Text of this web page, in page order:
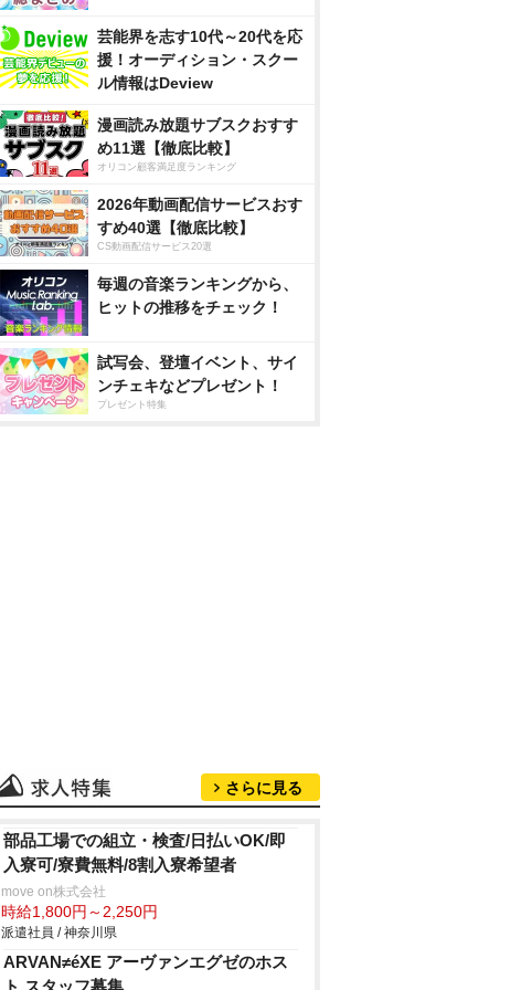
芸能界を志す10代～20代を応
援！オーディション・スクー
ル情報はDeview
漫画読み放題サブスクおすす
め11選【徹底比較】
オリコン顧客満足度ランキング
2026年動画配信サービスおす
すめ40選【徹底比較】
CS動画配信サービス20選
毎週の音楽ランキングから、
ヒットの推移をチェック！
試写会、登壇イベント、サイ
ンチェキなどプレゼント！
プレゼント特集
さらに見る
部品工場での組立・検査/日払いOK/即
入寮可/寮費無料/8割入寮希望者
move on株式会社
時給1,800円～2,250円
派遣社員 / 神奈川県
ARVAN≠éXE アーヴァンエグゼのホス
ト スタッフ募集